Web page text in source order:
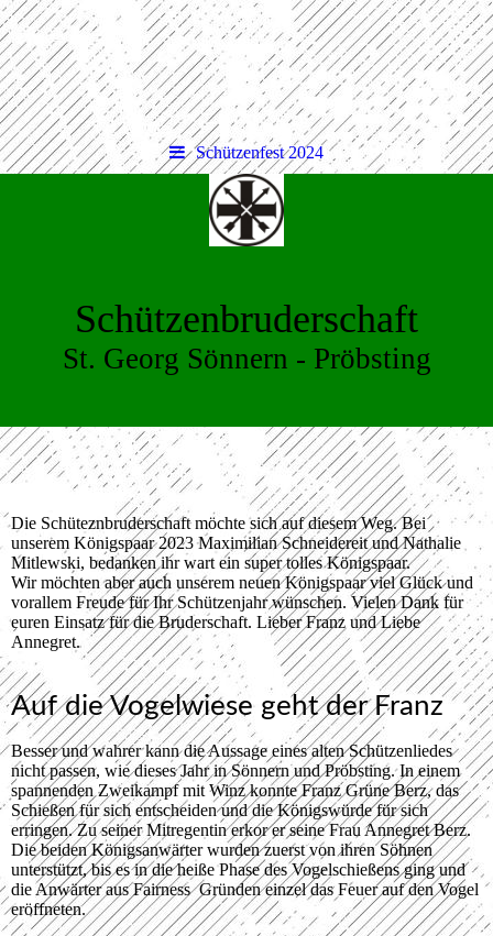
Schützenfest 2024
Schützenbruderschaft
St. Georg Sönnern - Pröbsting
Schützenfest 2024
Die Schüteznbruderschaft möchte sich auf diesem Weg. Bei
unserem Königspaar 2023 Maximilian Schneidereit und Nathalie
Mitlewski, bedanken ihr wart ein super tolles Königspaar.
Wir möchten aber auch unserem neuen Königspaar viel Glück und
vorallem Freude für Ihr Schützenjahr wünschen. Vielen Dank für
euren Einsatz für die Bruderschaft. Lieber Franz und Liebe
Annegret.
Auf die Vogelwiese geht der Franz
Besser und wahrer kann die Aussage eines alten Schützenliedes
nicht passen, wie dieses Jahr in Sönnern und Pröbsting. In einem
spannenden Zweikampf mit Winz konnte Franz Grüne Berz, das
Schießen für sich entscheiden und die Königswürde für sich
erringen. Zu seiner Mitregentin erkor er seine Frau Annegret Berz.
Die beiden Königsanwärter wurden zuerst von ihren Söhnen
unterstützt, bis es in die heiße Phase des Vogelschießens ging und
die Anwärter aus Fairness Gründen einzel das Feuer auf den Vogel
eröffneten.